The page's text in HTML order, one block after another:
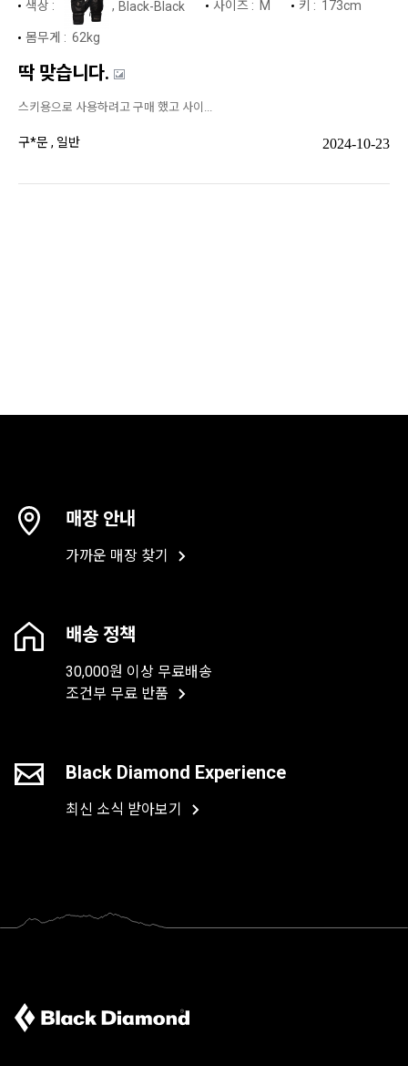
매장 안내
가까운 매장 찾기
배송 정책
30,000원 이상 무료배송
조건부 무료 반품
Black Diamond Experience
최신 소식 받아보기